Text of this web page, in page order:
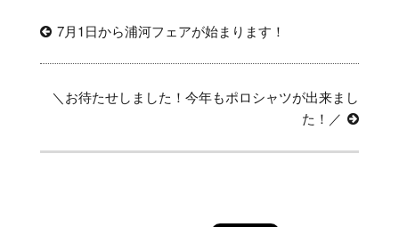
稿
ナ
ビ
ー
過 7月1日から浦河フェアが始まります！
＼お待たせしました！今年もポロシャツが出来まし
た！／